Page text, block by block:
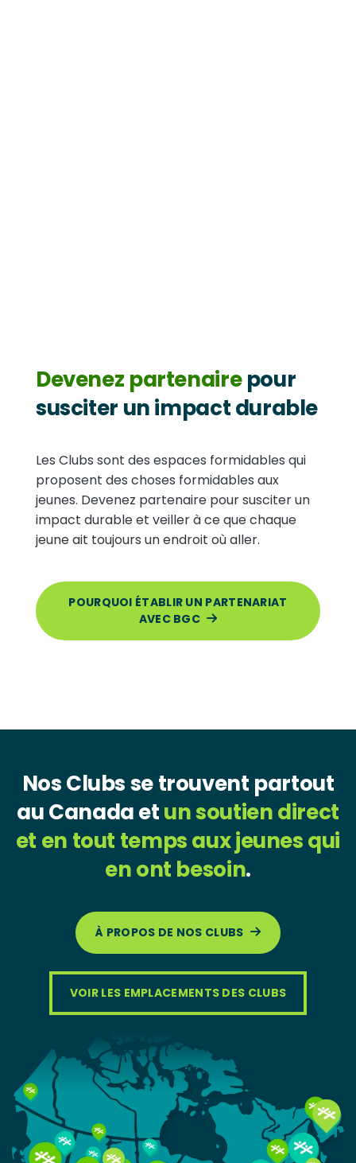
Devenez partenairepour
susciter un impact durable
Les Clubs sont des espaces formidables qui
proposent des choses formidables aux
jeunes. Devenez partenaire pour susciter un
impact durable et veiller à ce que chaque
jeune ait toujours un endroit où aller.
POURQUOI ÉTABLIR UN PARTENARIAT
AVEC BGC
Nos Clubs se trouvent partout
au Canada etun soutien direct
et en tout temps aux jeunes qui
en ont besoin.
À PROPOS DE NOS CLUBS
VOIR LES EMPLACEMENTS DES CLUBS